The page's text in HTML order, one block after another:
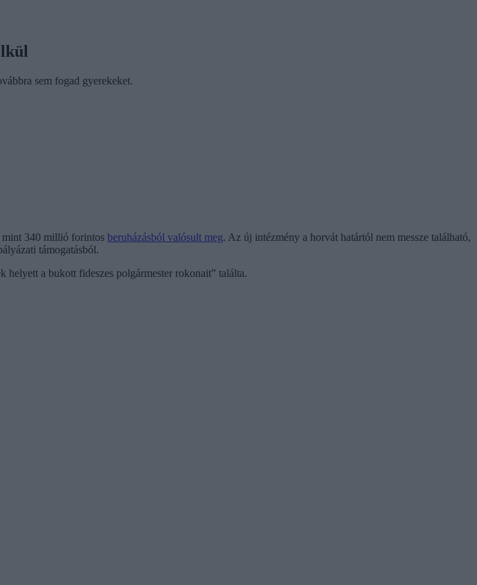
sem fogad gyerekeket.
mint 340 millió forintos beruházásból valósult meg. Az új intézmény a horvát határtól nem messze található,
támogatásból.
helyett a bukott fideszes polgármester rokonait” találta.